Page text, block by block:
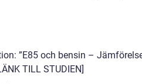
”E85 och bensin –
TILL STUDIEN]